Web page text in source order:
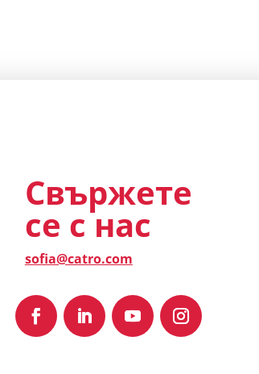
Свържете
се с нас
sofia@catro.com